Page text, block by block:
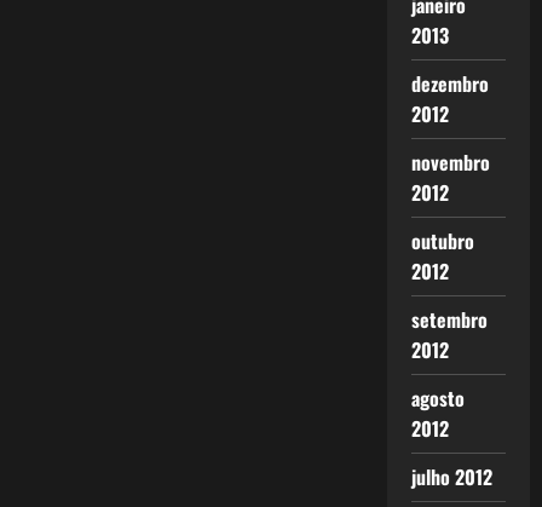
2013
dezembro
2012
novembro
2012
outubro
2012
setembro
2012
agosto
2012
julho 2012